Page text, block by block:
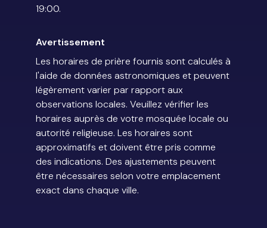
19:00.
Avertissement
Les horaires de prière fournis sont calculés à
l'aide de données astronomiques et peuvent
légèrement varier par rapport aux
observations locales. Veuillez vérifier les
horaires auprès de votre mosquée locale ou
autorité religieuse. Les horaires sont
approximatifs et doivent être pris comme
des indications. Des ajustements peuvent
être nécessaires selon votre emplacement
exact dans chaque ville.